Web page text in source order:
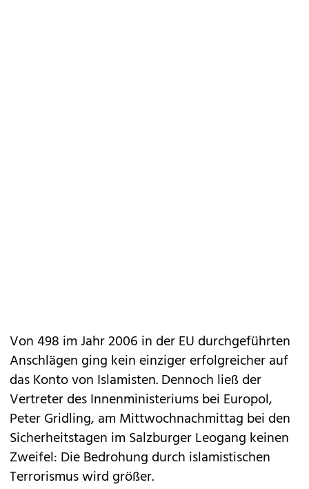
Von 498 im Jahr 2006 in der EU durchgeführten
Anschlägen ging kein einziger erfolgreicher auf
das Konto von Islamisten. Dennoch ließ der
Vertreter des Innenministeriums bei Europol,
Peter Gridling, am Mittwochnachmittag bei den
Sicherheitstagen im Salzburger Leogang keinen
Zweifel: Die Bedrohung durch islamistischen
Terrorismus wird größer.